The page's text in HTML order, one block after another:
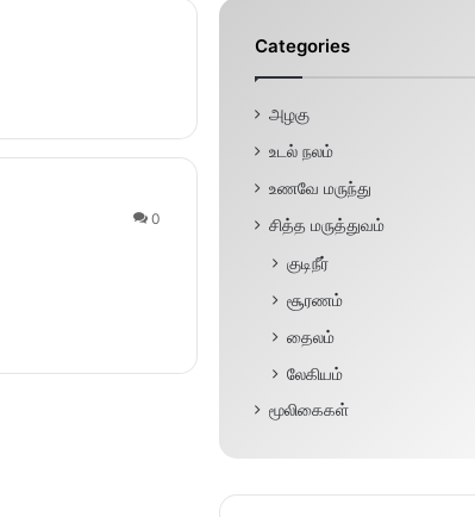
0
Categories
அழகு
உடல் நலம்
உணவே மருந்து
சித்த மருத்துவம்
குடிநீர்
சூரணம்
தைலம்
லேகியம்
மூலிகைகள்